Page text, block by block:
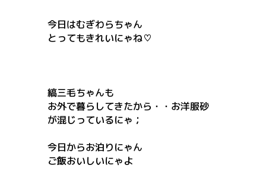
今日はむぎわらちゃん
とってもきれいにゃね♡
縞三毛ちゃんも
お外で暮らしてきたから・・お洋服砂
が混じっているにゃ；
今日からお泊りにゃん
ご飯おいしいにゃよ